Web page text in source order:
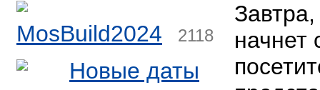
MosBuild2024 2118
Новые даты
начнет